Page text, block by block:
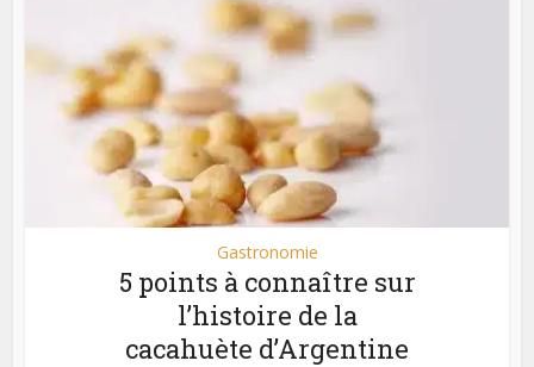
Gastronomie
5 points à connaître sur
l’histoire de la
cacahuète d’Argentine